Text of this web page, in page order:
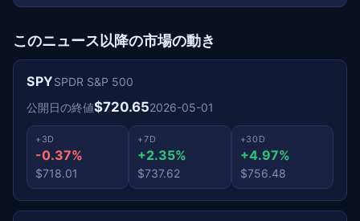
このニュース以降の市場の動き
SPYSPDR S&P 500
公開日の終値$720.652026-05-01
+3D
-0.37%
$718.01
+7D
+2.35%
$737.62
+30D
+4.97%
$756.48